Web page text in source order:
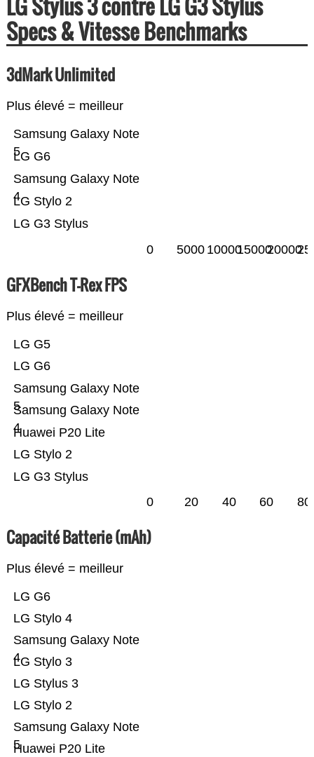
Specs & Vitesse Benchmarks
3dMark Unlimited
Plus élevé = meilleur
LG G3 Stylus
LG Stylo 2
Samsung Galaxy Note
4
LG G6
Samsung Galaxy Note
5
0 5000 100001500020000
GFXBench T-Rex FPS
Plus élevé = meilleur
LG G3 Stylus
LG Stylo 2
Huawei P20 Lite
Samsung Galaxy Note
4
Samsung Galaxy Note
5
LG G6
LG G5
0 20 40 60 80
Capacité Batterie (mAh)
Plus élevé = meilleur
Huawei P20 Lite
Samsung Galaxy Note
5
LG Stylo 2
LG Stylus 3
LG Stylo 3
Samsung Galaxy Note
4
LG Stylo 4
LG G6